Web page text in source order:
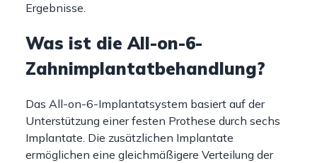
Ergebnisse.
Was ist die All-on-6-
Zahnimplantatbehandlung?
Das All-on-6-Implantatsystem basiert auf der
Unterstützung einer festen Prothese durch sechs
Implantate. Die zusätzlichen Implantate
ermöglichen eine gleichmäßigere Verteilung der